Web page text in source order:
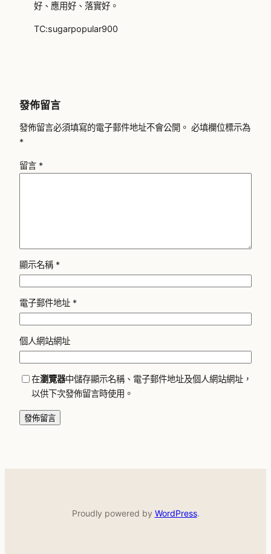
好、應用好、落實好。
TC:sugarpopular900
發佈留言
發佈留言必須填寫的電子郵件地址不會公開。 必填欄位標示為
*
留言 *
顯示名稱 *
電子郵件地址 *
個人網站網址
在瀏覽器中儲存顯示名稱、電子郵件地址及個人網站網址，
以供下次發佈留言時使用。
Proudly powered by WordPress.